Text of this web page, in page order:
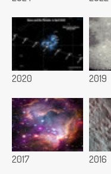
2020 2019
2017 2016